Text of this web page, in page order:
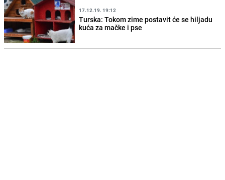
17.12.19. 19:12
Turska: Tokom zime postavit će se hiljadu
kuća za mačke i pse